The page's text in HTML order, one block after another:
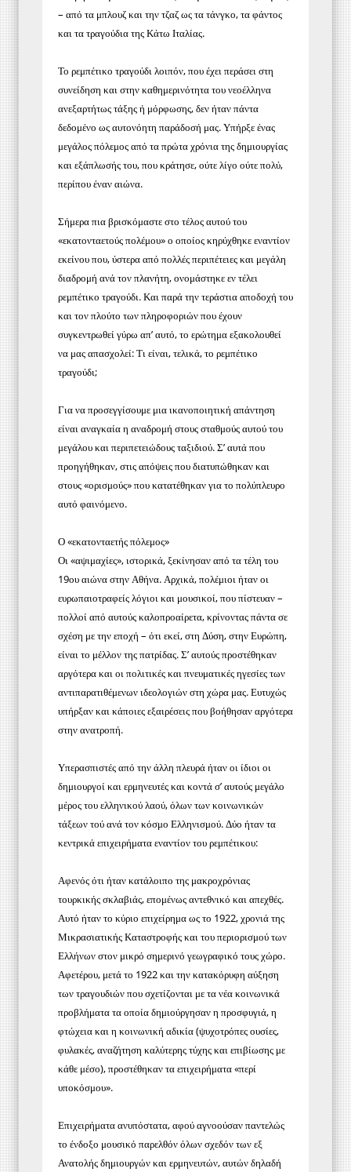
– από τα μπλουζ και την τζαζ ως τα τάνγκο, τα φάντος
και τα τραγούδια της Κάτω Ιταλίας.
Το ρεμπέτικο τραγούδι λοιπόν, που έχει περάσει στη
συνείδηση και στην καθημερινότητα του νεοέλληνα
ανεξαρτήτως τάξης ή μόρφωσης, δεν ήταν πάντα
δεδομένο ως αυτονόητη παράδοσή μας. Υπήρξε ένας
μεγάλος πόλεμος από τα πρώτα χρόνια της δημιουργίας
και εξάπλωσής του, που κράτησε, ούτε λίγο ούτε πολύ,
περίπου έναν αιώνα.
Σήμερα πια βρισκόμαστε στο τέλος αυτού του
«εκατονταετούς πολέμου» ο οποίος κηρύχθηκε εναντίον
εκείνου που, ύστερα από πολλές περιπέτειες και μεγάλη
διαδρομή ανά τον πλανήτη, ονομάστηκε εν τέλει
ρεμπέτικο τραγούδι. Και παρά την τεράστια αποδοχή του
και τον πλούτο των πληροφοριών που έχουν
συγκεντρωθεί γύρω απ’ αυτό, το ερώτημα εξακολουθεί
να μας απασχολεί: Τι είναι, τελικά, το ρεμπέτικο
τραγούδι;
Για να προσεγγίσουμε μια ικανοποιητική απάντηση
είναι αναγκαία η αναδρομή στους σταθμούς αυτού του
μεγάλου και περιπετειώδους ταξιδιού. Σ’ αυτά που
προηγήθηκαν, στις απόψεις που διατυπώθηκαν και
στους «ορισμούς» που κατατέθηκαν για το πολύπλευρο
αυτό φαινόμενο.
Ο «εκατονταετής πόλεμος»
Οι «αψιμαχίες», ιστορικά, ξεκίνησαν από τα τέλη του
19ου αιώνα στην Αθήνα. Αρχικά, πολέμιοι ήταν οι
ευρωπαιοτραφείς λόγιοι και μουσικοί, που πίστευαν –
πολλοί από αυτούς καλοπροαίρετα, κρίνοντας πάντα σε
σχέση με την εποχή – ότι εκεί, στη Δύση, στην Ευρώπη,
είναι το μέλλον της πατρίδας. Σ’ αυτούς προστέθηκαν
αργότερα και οι πολιτικές και πνευματικές ηγεσίες των
αντιπαρατιθέμενων ιδεολογιών στη χώρα μας. Ευτυχώς
υπήρξαν και κάποιες εξαιρέσεις που βοήθησαν αργότερα
στην ανατροπή.
Υπερασπιστές από την άλλη πλευρά ήταν οι ίδιοι οι
δημιουργοί και ερμηνευτές και κοντά σ’ αυτούς μεγάλο
μέρος του ελληνικού λαού, όλων των κοινωνικών
τάξεων τού ανά τον κόσμο Ελληνισμού. Δύο ήταν τα
κεντρικά επιχειρήματα εναντίον του ρεμπέτικου:
Αφενός ότι ήταν κατάλοιπο της μακροχρόνιας
τουρκικής σκλαβιάς, επομένως αντεθνικό και απεχθές.
Αυτό ήταν το κύριο επιχείρημα ως το 1922, χρονιά της
Μικρασιατικής Καταστροφής και του περιορισμού των
Ελλήνων στον μικρό σημερινό γεωγραφικό τους χώρο.
Αφετέρου, μετά το 1922 και την κατακόρυφη αύξηση
των τραγουδιών που σχετίζονται με τα νέα κοινωνικά
προβλήματα τα οποία δημιούργησαν η προσφυγιά, η
φτώχεια και η κοινωνική αδικία (ψυχοτρόπες ουσίες,
φυλακές, αναζήτηση καλύτερης τύχης και επιβίωσης με
κάθε μέσο), προστέθηκαν τα επιχειρήματα «περί
υποκόσμου».
Επιχειρήματα ανυπόστατα, αφού αγνοούσαν παντελώς
το ένδοξο μουσικό παρελθόν όλων σχεδόν των εξ
Ανατολής δημιουργών και ερμηνευτών, αυτών δηλαδή